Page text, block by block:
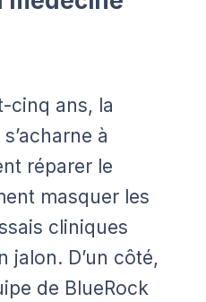
cinq ans, la
à
réparer le
masquer les
cliniques
jalon. D’un côté,
de BlueRock